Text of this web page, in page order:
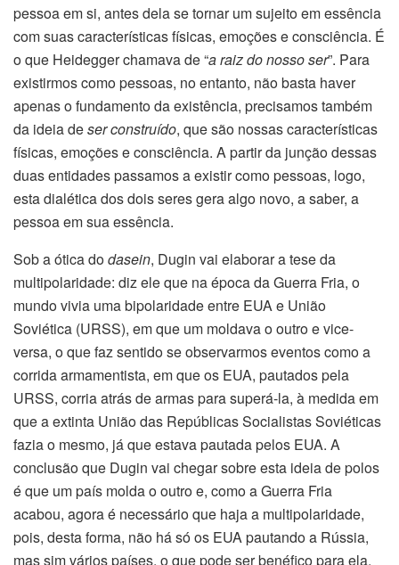
pessoa em si, antes dela se tornar um sujeito em essência
com suas características físicas, emoções e consciência. É
o que Heidegger chamava de “a raiz do nosso ser”. Para
existirmos como pessoas, no entanto, não basta haver
apenas o fundamento da existência, precisamos também
da ideia deser construído, que são nossas características
físicas, emoções e consciência. A partir da junção dessas
duas entidades passamos a existir como pessoas, logo,
esta dialética dos dois seres gera algo novo, a saber, a
pessoa em sua essência.
Sob a ótica dodasein, Dugin vai elaborar a tese da
multipolaridade: diz ele que na época da Guerra Fria, o
mundo vivia uma bipolaridade entre EUA e União
Soviética (URSS), em que um moldava o outro e vice-
versa, o que faz sentido se observarmos eventos como a
corrida armamentista, em que os EUA, pautados pela
URSS, corria atrás de armas para superá-la, à medida em
que a extinta União das Repúblicas Socialistas Soviéticas
fazia o mesmo, já que estava pautada pelos EUA. A
conclusão que Dugin vai chegar sobre esta ideia de polos
é que um país molda o outro e, como a Guerra Fria
acabou, agora é necessário que haja a multipolaridade,
pois, desta forma, não há só os EUA pautando a Rússia,
mas sim vários países, o que pode ser benéfico para ela.